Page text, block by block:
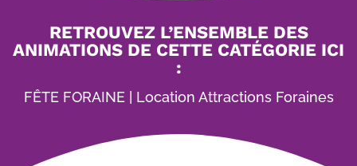
RETROUVEZ L’ENSEMBLE DES
ANIMATIONS DE CETTE CATÉGORIE ICI
:
FÊTE FORAINE | Location Attractions Foraines